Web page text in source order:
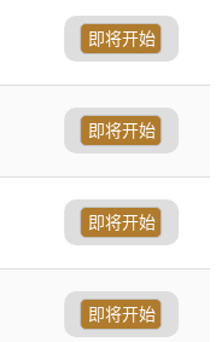
即将开始
即将开始
即将开始
即将开始